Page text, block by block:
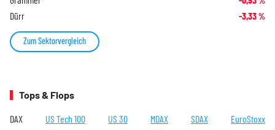
Dürr -3,33%
Zum Sektorvergleich
Tops & Flops
DAX US Tech 100 US 30 MDAX SDAX EuroStoxx